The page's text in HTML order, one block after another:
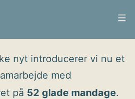
nyt introducerer vi nu et
med
på 52 glade mandage.